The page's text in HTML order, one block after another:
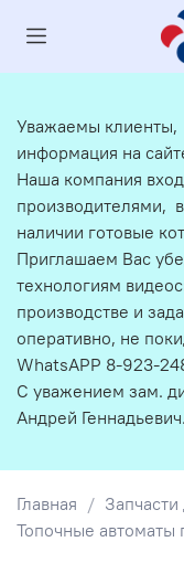
Главная
Топочные автоматы
Уважаемы клиенты,
информация на
Наша компания
производителями,
наличии готовые
Приглашаем Вас
технологиям
производстве и
оперативно, не
WhatsAPP 8-923-
С уважением зам.
Андрей Геннадьевич.